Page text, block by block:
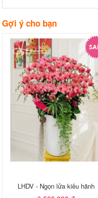
Gợi ý cho bạn
LHDV - Ngọn lửa kiêu hãnh